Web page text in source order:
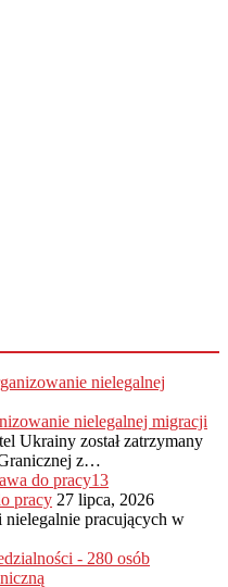
nielegalnej migracji
Ukrainy został zatrzymany
z…
13
pracy 27 lipca, 2026
pracujących w